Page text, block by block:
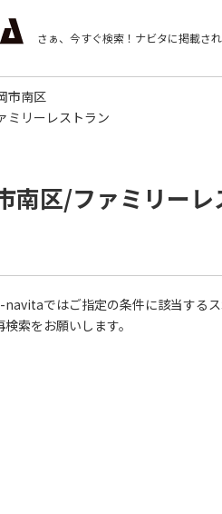
さぁ、今すぐ検索！ ナビタに掲載さ
市南区
ミリーレストラン
南区/ファミリーレ
ではご指定の条件に該当する
索をお願いします。